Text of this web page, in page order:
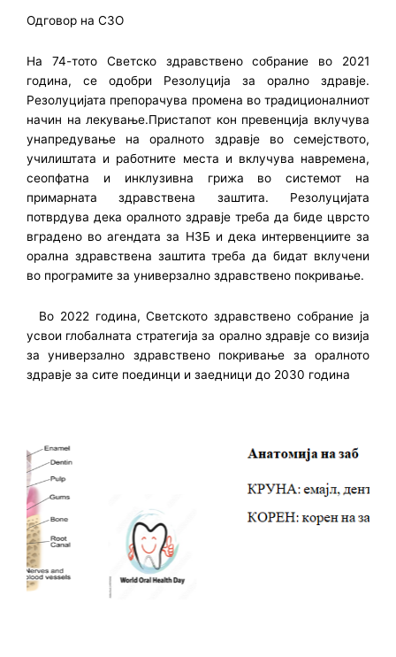
Одговор на СЗО
На 74-тото Светско здравствено собрание во 2021
година, се одобри Резолуција за орално здравје.
Резолуцијата препорачува промена во традиционалниот
начин на лекување.Пристапот кон превенција вклучува
унапредување на оралното здравје во семејството,
училиштата и работните места и вклучува навремена,
сеопфатна и инклузивна грижа во системот на
примарната здравствена заштита. Резолуцијата
потврдува дека оралното здравје треба да биде цврсто
вградено во агендата за НЗБ и дека интервенциите за
орална здравствена заштита треба да бидат вклучени
во програмите за универзално здравствено покривање.
Во 2022 година, Светското здравствено собрание ја
усвои глобалната стратегија за орално здравје со визија
за универзално здравствено покривање за оралното
здравје за сите поединци и заедници до 2030 година